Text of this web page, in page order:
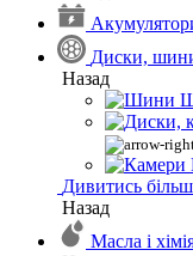
Диски,
Назад
Дивитись
Назад
Масла і